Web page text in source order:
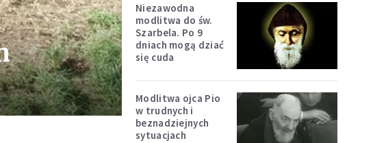
Niezawodna
modlitwa do św.
Szarbela. Po 9
dniach mogą dziać
się cuda
Modlitwa ojca Pio
w trudnych i
beznadziejnych
sytuacjach